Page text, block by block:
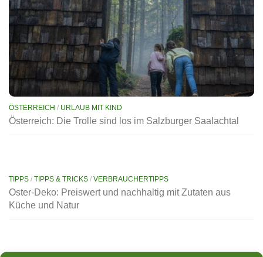
ÖSTERREICH / URLAUB MIT KIND
Österreich: Die Trolle sind los im Salzburger Saalachtal
TIPPS / TIPPS & TRICKS / VERBRAUCHERTIPPS
Oster-Deko: Preiswert und nachhaltig mit Zutaten aus
Küche und Natur